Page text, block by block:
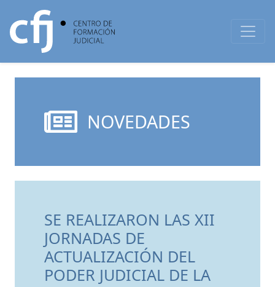
NOVEDADES
SE REALIZARON LAS XII
JORNADAS DE
ACTUALIZACIÓN DEL
PODER JUDICIAL DE LA